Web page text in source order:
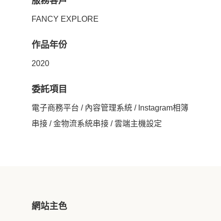
FANCY EXPLORE
作品年份
2020
委託項目
電子商務平台 / 內容管理系統 / Instagram相簿
串接 / 金物流系統串接 / 雲端主機設定
網站主色